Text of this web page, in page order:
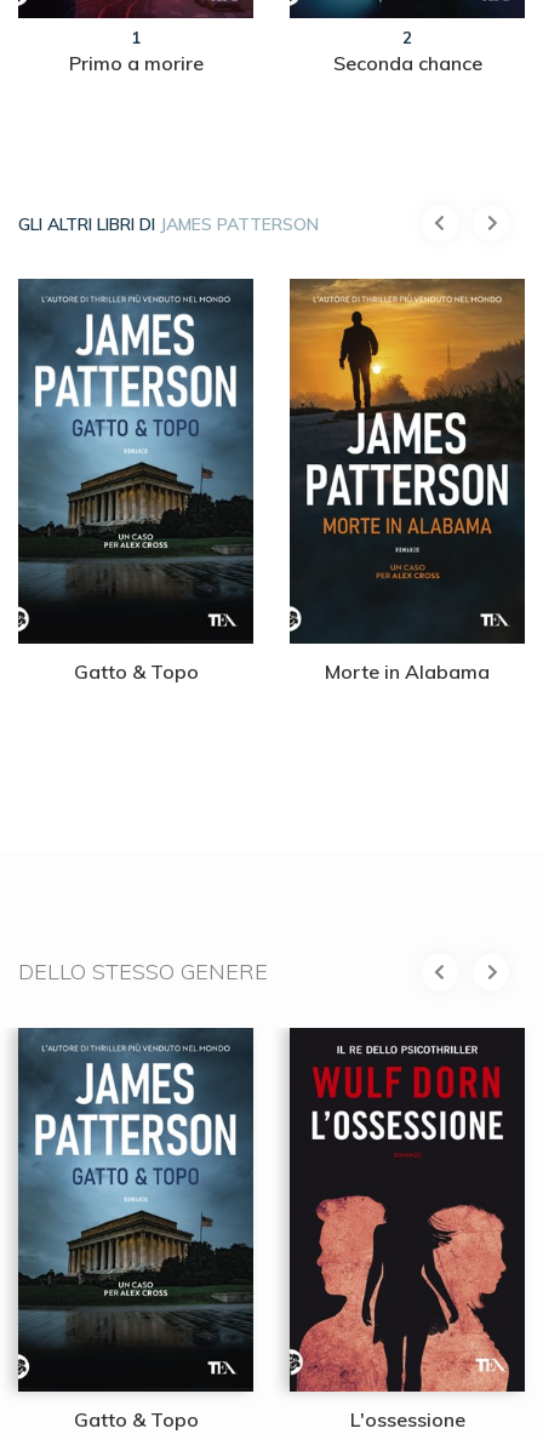
1
Primo a morire
2
Seconda chance
GLI ALTRI LIBRI DI JAMES PATTERSON
Gatto & Topo Morte in Alabama
DELLO STESSO GENERE
Gatto & Topo L'ossessione